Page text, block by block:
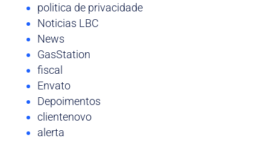
politica de privacidade
Noticias LBC
News
GasStation
fiscal
Envato
Depoimentos
clientenovo
alerta